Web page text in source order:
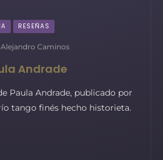
RESEÑAS
Alejandro Caminos
Andrade
Paula Andrade, publicado por
tango finés hecho historieta.